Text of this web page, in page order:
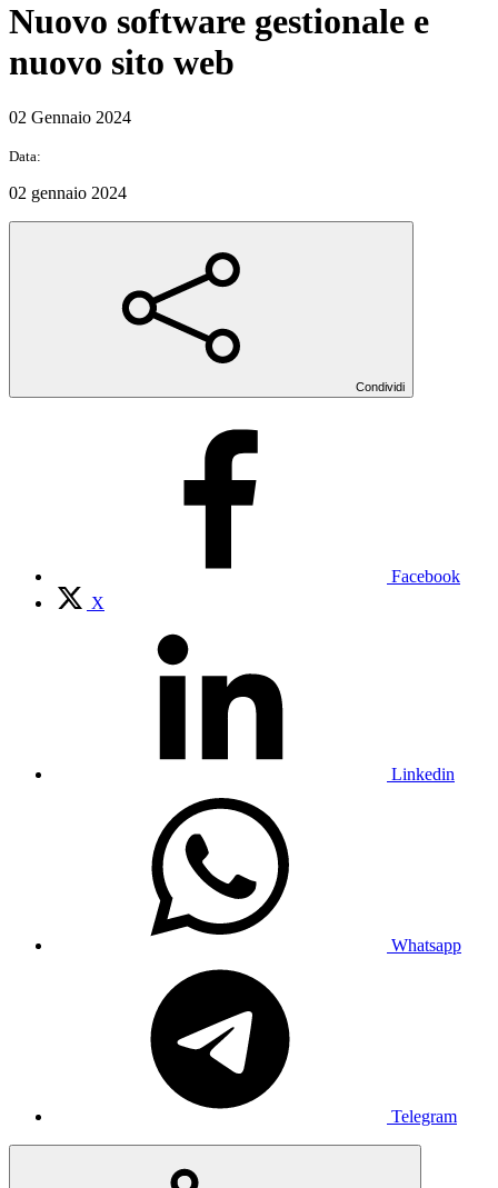
Nuovo software gestionale e
nuovo sito web
02 Gennaio 2024
Data:
02 gennaio 2024
Condividi
Facebook
X
Linkedin
Whatsapp
Telegram